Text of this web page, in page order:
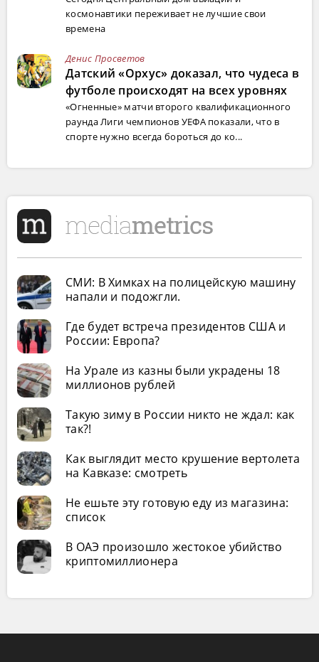
космонавтики переживает не лучшие свои
времена
Денис Просветов
Датский «Орхус» доказал, что чудеса в
футболе происходят на всех уровнях
«Огненные» матчи второго квалификационного
раунда Лиги чемпионов УЕФА показали, что в
спорте нужно всегда бороться до ко...
СМИ: В Химках на полицейскую машину
напали и подожгли.
Где будет встреча президентов США и
России: Европа?
На Урале из казны были украдены 18
миллионов рублей
Такую зиму в России никто не ждал: как
так?!
Как выглядит место крушение вертолета
на Кавказе: смотреть
Не ешьте эту готовую еду из магазина:
список
В ОАЭ произошло жестокое убийство
криптомиллионера